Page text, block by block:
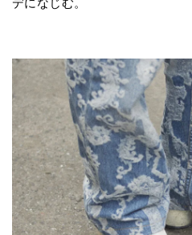
デになじむ。